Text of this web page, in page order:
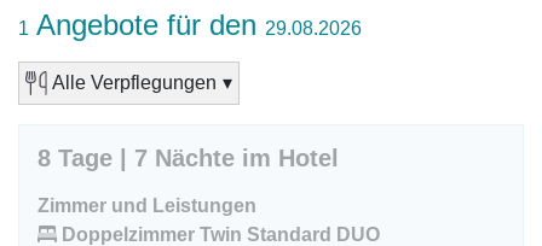
1 Angebote für den 29.08.2026
Alle Verpflegungen ▾
8 Tage | 7 Nächte im Hotel
Zimmer und Leistungen
Doppelzimmer Twin Standard DUO